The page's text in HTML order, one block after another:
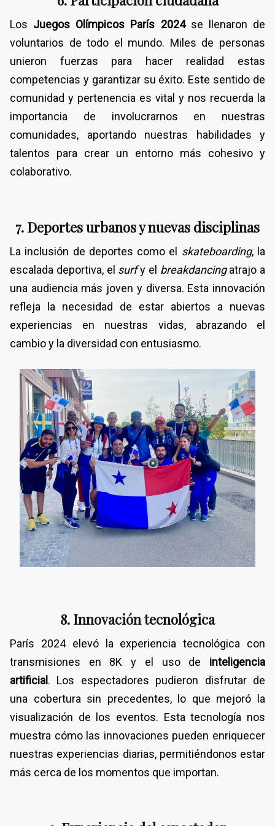
Los Juegos Olímpicos París 2024 se llenaron de
voluntarios de todo el mundo. Miles de personas
unieron fuerzas para hacer realidad estas
competencias y garantizar su éxito. Este sentido de
comunidad y pertenencia es vital y nos recuerda la
importancia de involucrarnos en nuestras
comunidades, aportando nuestras habilidades y
talentos para crear un entorno más cohesivo y
colaborativo.
7. Deportes urbanos y nuevas disciplinas
La inclusión de deportes como el skateboarding, la
escalada deportiva, el surfy el breakdancingatrajo a
una audiencia más joven y diversa. Esta innovación
refleja la necesidad de estar abiertos a nuevas
experiencias en nuestras vidas, abrazando el
cambio y la diversidad con entusiasmo.
8. Innovación tecnológica
París 2024 elevó la experiencia tecnológica con
transmisiones en 8K y el uso de inteligencia
artificial. Los espectadores pudieron disfrutar de
una cobertura sin precedentes, lo que mejoró la
visualización de los eventos. Esta tecnología nos
muestra cómo las innovaciones pueden enriquecer
nuestras experiencias diarias, permitiéndonos estar
más cerca de los momentos que importan.